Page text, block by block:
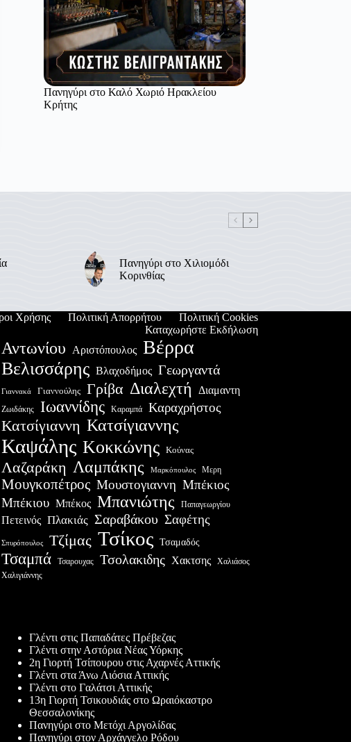
Πανηγύρι στο Καλό Χωριό Ηρακλείου
Κρήτης
Πανηγύρι στο Χιλιομόδι
Κορινθίας
Χρήσης Πολιτική Απορρήτου
Πολιτική Cookies
Καταχωρήστε Εκδήλωση
Αντωνίου Αριστόπουλος Βέρρα
Βελισσάρης Βλαχοδήμος Γεωργαντά
Γιαννακά Γιαννούλης Γρίβα Διαλεχτή Διαμαντη
Ζωιδάκης Ιωαννίδης Καραμπά Καραχρήστος
Κατσίγιαννη Κατσίγιαννης
Καψάλης Κοκκώνης Κούνας
Λαζαράκη Λαμπάκης Μαρκόπουλος Μερη
Μουγκοπέτρος Μουστογιαννη Μπέκιος
Μπέκιου Μπέκος Μπανιώτης Παπαγεωργίου
Πετεινός Πλακιάς Σαραβάκου Σαφέτης
Σπυρόπουλος Τζίμας Τσίκος Τσαμαδός
Τσαμπά Τσαρουχας Τσολακιδης Χακτσης
Χαλιάσος
Χαλιγιάννης
Γλέντι στις Παπαδάτες Πρέβεζας
Γλέντι στην Αστόρια Νέας Υόρκης
2η Γιορτή Τσίπουρου στις Αχαρνές Αττικής
Γλέντι στα Άνω Λιόσια Αττικής
Γλέντι στο Γαλάτσι Αττικής
13η Γιορτή Τσικουδιάς στο Ωραιόκαστρο
Θεσσαλονίκης
Πανηγύρι στο Μετόχι Αργολίδας
Πανηγύρι στον Αρχάγγελο Ρόδου